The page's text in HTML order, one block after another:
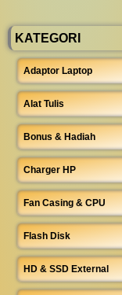
KATEGORI
Adaptor Laptop
Alat Tulis
Bonus & Hadiah
Charger HP
Fan Casing & CPU
Flash Disk
HD & SSD External